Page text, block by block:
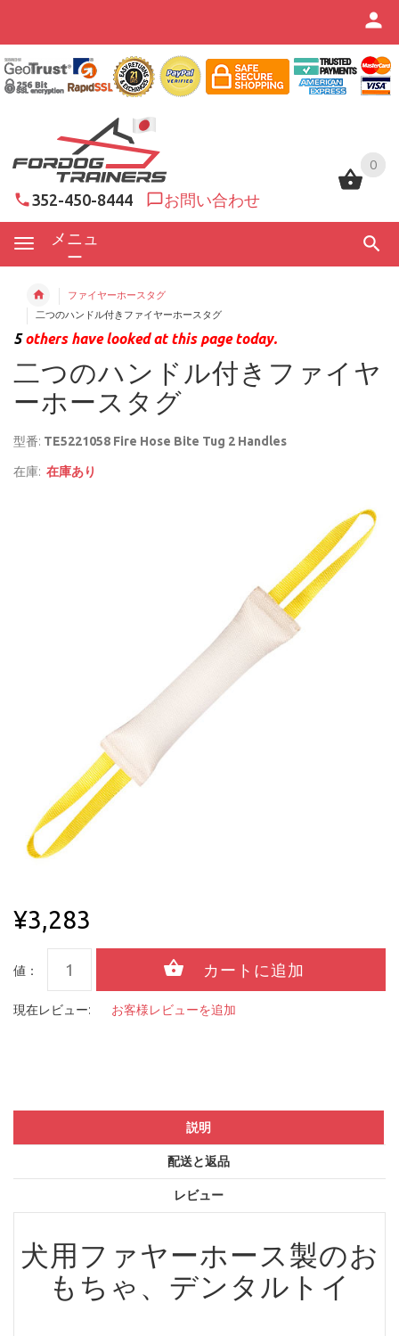
0
352-450-8444 お問い合わせ
メニュ
ー
0
ファイヤーホースタグ
二つのハンドル付きファイヤーホースタグ
5others have looked at this page today.
二つのハンドル付きファイヤ
ーホースタグ
型番: TE5221058 Fire Hose Bite Tug 2 Handles
在庫: 在庫あり
¥3,283
値：
現在レビュー: お客様レビューを追加
説明
配送と返品
レビュー
犬用ファヤーホース製のお
もちゃ、デンタルトイ